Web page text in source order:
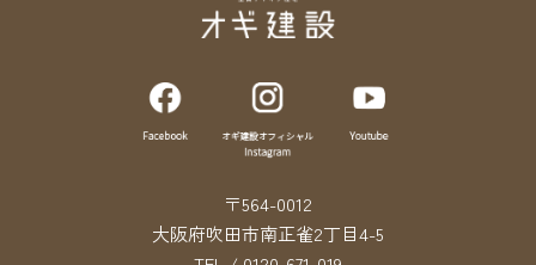
〒564-0012
大阪府吹田市南正雀2丁目4-5